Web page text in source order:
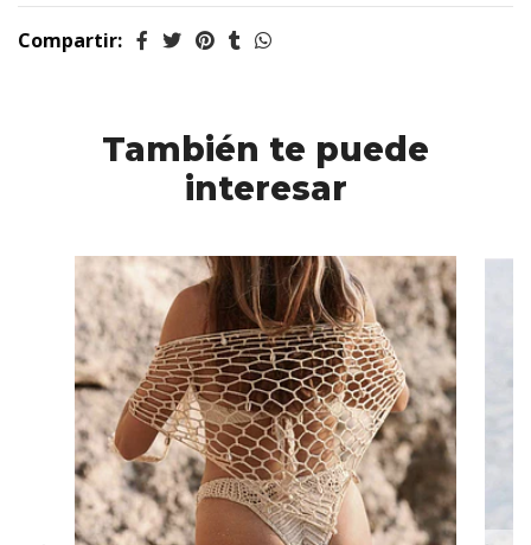
Compartir:
También te puede
interesar